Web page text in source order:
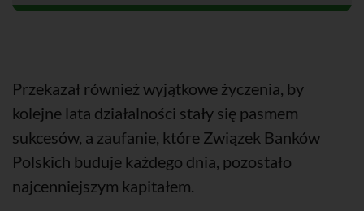
Przekazał również wyjątkowe życzenia, by
kolejne lata działalności stały się pasmem
sukcesów, a zaufanie, które Związek Banków
Polskich buduje każdego dnia, pozostało
najcenniejszym kapitałem.